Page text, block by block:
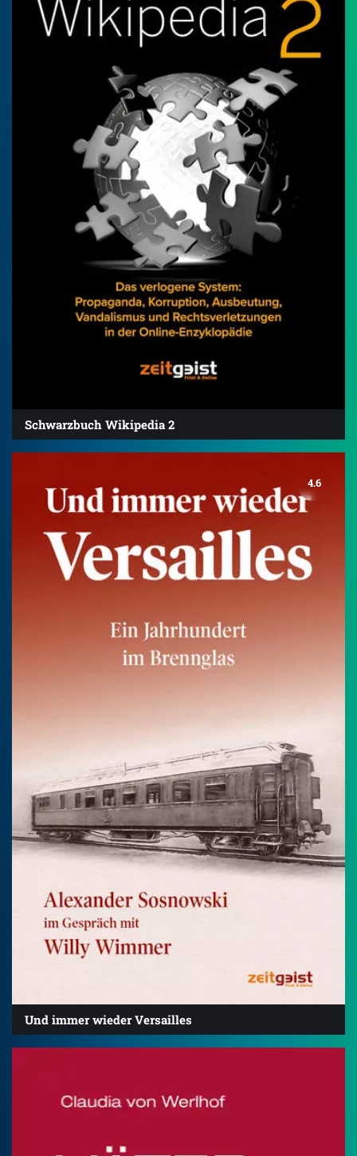
Schwarzbuch Wikipedia 2
4.6
Und immer wieder Versailles